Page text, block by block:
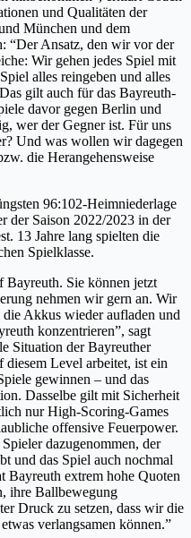
und Qualitäten der
München und dem
“Der Ansatz, den wir vor der
Wir gehen jedes Spiel mit
alles reingeben und alles
gilt auch für das Bayreuth-
davor gegen Berlin und
wer der Gegner ist. Für uns
Und was wollen wir dagegen
die Herangehensweise
96:102-Heimniederlage
der Saison 2022/2023 in der
13 Jahre lang spielten die
Spielklasse.
Sie können jetzt
nehmen wir gern an. Wir
Akkus wieder aufladen und
konzentrieren”, sagt
Situation der Bayreuther
diesem Level arbeitet, ist ein
gewinnen – und das
Dasselbe gilt mit Sicherheit
nur High-Scoring-Games
offensive Feuerpower.
dazugenommen, der
und das Spiel auch nochmal
Bayreuth extrem hohe Quoten
ihre Ballbewegung
Druck zu setzen, dass wir die
verlangsamen können.”